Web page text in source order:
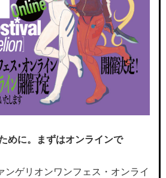
めに。まずはオンラインで
ンゲリオンワンフェス・オンライ